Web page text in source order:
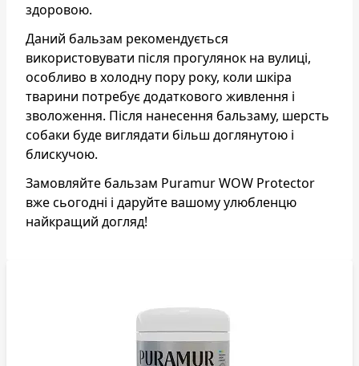
здоровою.
Даний бальзам рекомендується
використовувати після прогулянок на вулиці,
особливо в холодну пору року, коли шкіра
тварини потребує додаткового живлення і
зволоження. Після нанесення бальзаму, шерсть
собаки буде виглядати більш доглянутою і
блискучою.
Замовляйте бальзам Puramur WOW Protector
вже сьогодні і даруйте вашому улюбленцю
найкращий догляд!